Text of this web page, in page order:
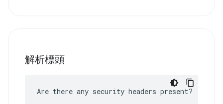
解析標頭
Are there any security headers present?